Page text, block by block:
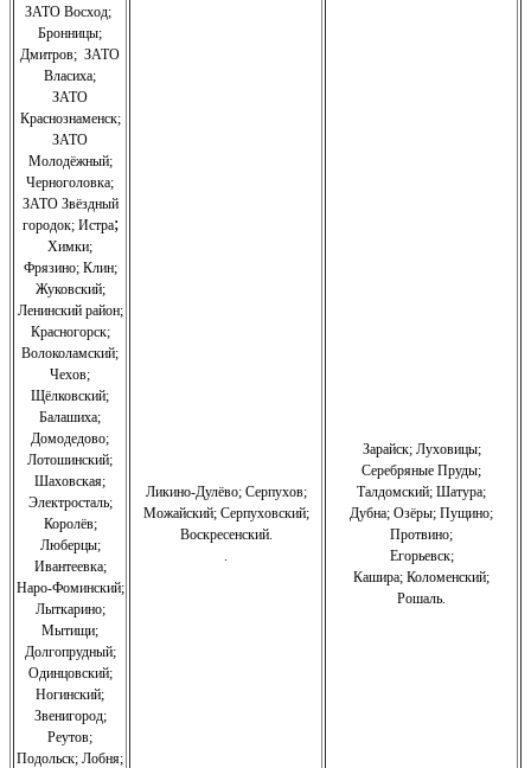
ЗАТО Восход;
Бронницы;
Дмитров; ЗАТО
Власиха;
ЗАТО
Краснознаменск;
ЗАТО
Молодёжный;
Черноголовка;
ЗАТО Звёздный
городок; Истра;
Химки;
Фрязино;Клин;
Жуковский;
Ленинский район;
Красногорск;
Волоколамский;
Чехов;
Щёлковский;
Балашиха;
Домодедово;
Лотошинский;
Шаховская;
Электросталь;
Королёв;
Люберцы;
Ивантеевка;
Наро-Фоминский;
Лыткарино;
Мытищи;
Долгопрудный;
Одинцовский;
Ногинский;
Звенигород;
Реутов;
Подольск; Лобня;
Ликино-Дулёво;Серпухов;
Можайский;Серпуховский;
Воскресенский.
Зарайск; Луховицы;
Серебряные Пруды;
Талдомский; Шатура;
Дубна; Озёры; Пущино;
Протвино;
Егорьевск;
Кашира; Коломенский;
Рошаль.